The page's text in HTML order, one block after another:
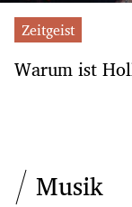
Zeitgeist
Warum ist
Musik